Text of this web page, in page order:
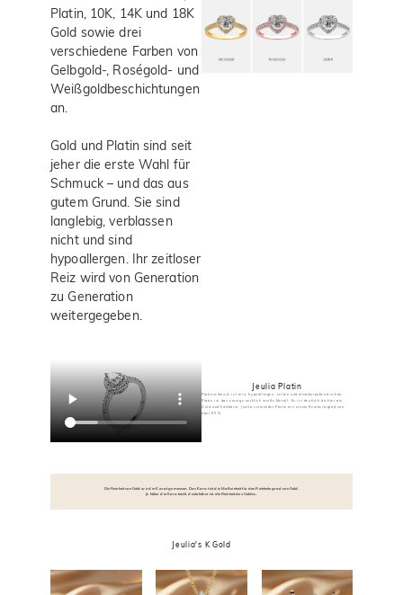
Platin, 10K, 14K und 18K
Gold sowie drei
verschiedene Farben von
Gelbgold-, Roségold- und
Weißgoldbeschichtungen
an.
Gold und Platin sind seit
jeher die erste Wahl für
Schmuck – und das aus
gutem Grund. Sie sind
langlebig, verblassen
nicht und sind
hypoallergen. Ihr zeitloser
Reiz wird von Generation
zu Generation
weitergegeben.
Jeulia Platin
Platinschmuck ist rein, hypoallergen, selten und atemberaubend schön.
Platin ist das einzige wirklich weiße Metall. Es ist deutlich dichter als
Gold und haltbarer. Jeulia verwendet Platin mit einem Reinheitsgrad von
über 95 %.
Die Reinheit von Gold wird in Karat gemessen. Das Karat ist die Maßeinheit für den Reinheitsgrad von Gold.
Je höher die Karatzahl, desto höher ist die Reinheit des Goldes.
Jeulia's K Gold